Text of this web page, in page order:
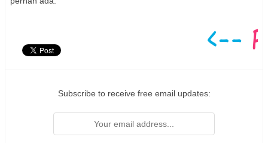
Subscribe to receive free email updates: